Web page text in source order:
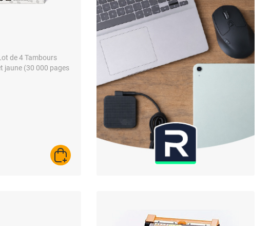
de 4 Tambours
jaune (30 000 pages
AJOUTER AU PANIER